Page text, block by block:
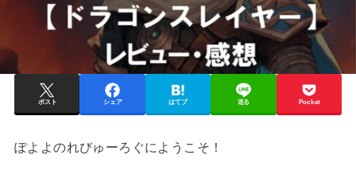
ポスト シェア はてブ 送る Pocket
ぽよよのれびゅーろぐにようこそ！